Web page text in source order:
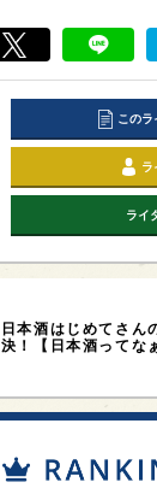
このラ
ラ
ライ
日本酒はじめてさん
決！【日本酒ってな